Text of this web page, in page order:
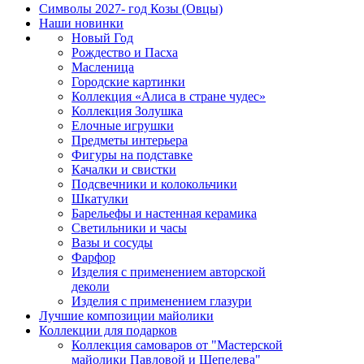
Символы 2027- год Козы (Овцы)
Наши новинки
Новый Год
Рождество и Пасха
Масленица
Городские картинки
Коллекция «Алиса в стране чудес»
Коллекция Золушка
Елочные игрушки
Предметы интерьера
Фигуры на подставке
Качалки и свистки
Подсвечники и колокольчики
Шкатулки
Барельефы и настенная керамика
Светильники и часы
Вазы и сосуды
Фарфор
Изделия с применением авторской
деколи
Изделия с применением глазури
Лучшие композиции майолики
Коллекции для подарков
Коллекция самоваров от "Мастерской
майолики Павловой и Шепелева"